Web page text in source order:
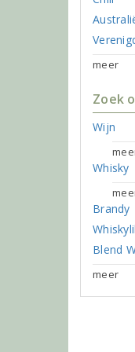
meer
Zoek
Wijn
Whisky
Brandy
Blend
meer